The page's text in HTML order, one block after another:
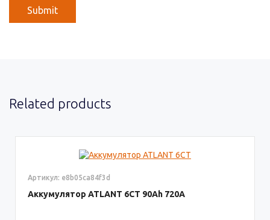
Related products
Артикул: e8b05ca84f3d
Аккумулятор ATLANT 6СТ 90 720